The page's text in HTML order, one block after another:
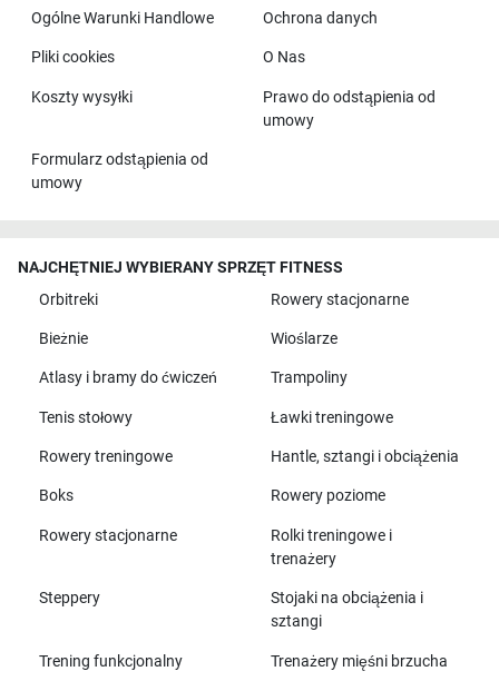
Ogólne Warunki Handlowe
Ochrona danych
Pliki cookies O Nas
Koszty wysyłki
Prawo do odstąpienia od
umowy
Formularz odstąpienia od
umowy
NAJCHĘTNIEJ WYBIERANY SPRZĘT FITNESS
Orbitreki
Rowery stacjonarne
Bieżnie Wioślarze
Atlasy i bramy do ćwiczeń Trampoliny
Tenis stołowy Ławki treningowe
Rowery treningowe Hantle, sztangi i obciążenia
Boks Rowery poziome
Rowery stacjonarne
Rolki treningowe i
trenażery
Steppery
Stojaki na obciążenia i
sztangi
Trening funkcjonalny Trenażery mięśni brzucha